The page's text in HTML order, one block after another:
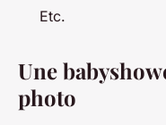
Etc.
Une
photo